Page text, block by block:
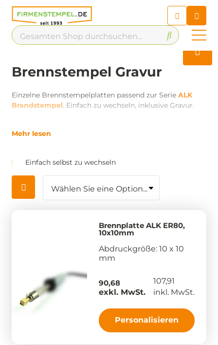
Chatbot
Chatten Sie 24/7 mit unserem
hilfreichen Chatbot
Kontakt
Brennstempel Gravur
Einzelne Brennstempelplatten passend zur Serie ALK
Brandstempel. Einfach zu wechseln, inklusive Gravur.
Mehr lesen
Einfach selbst zu wechseln
Brennplatte ALK ER80,
10x10mm
Abdruckgröße: 10 x 10
mm
90,68
exkl. MwSt.
107,91
inkl. MwSt.
Personalisieren